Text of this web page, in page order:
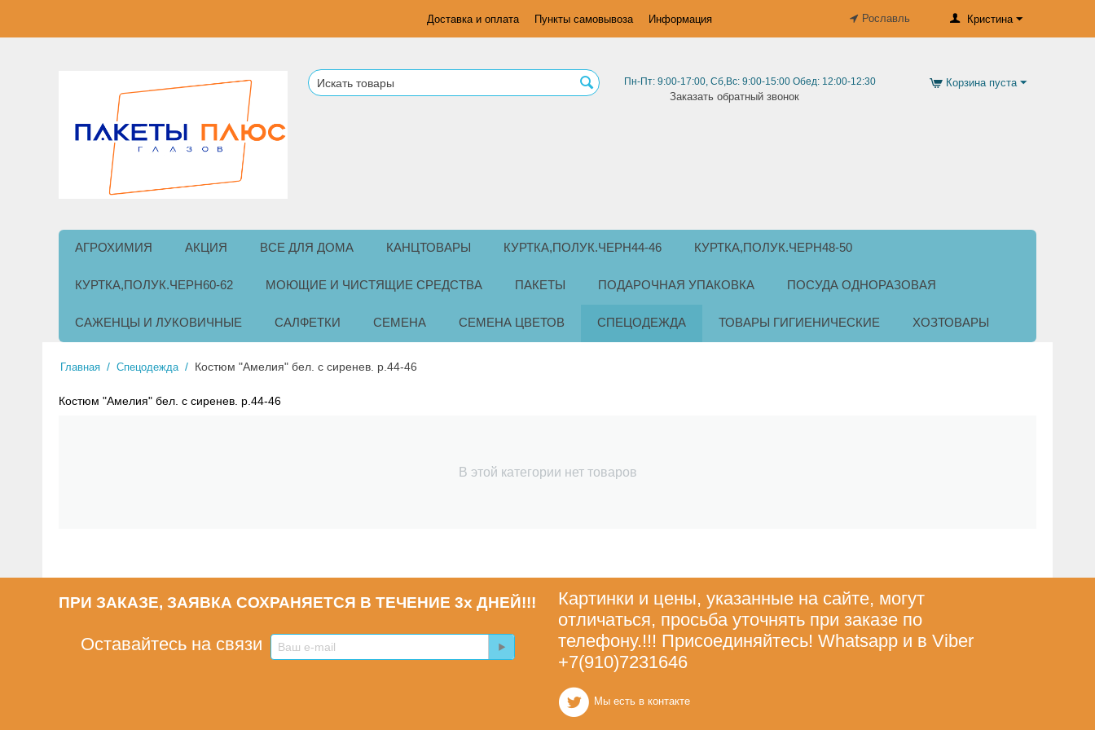
Доставка и оплата Пункты самовывоза Информация Рославль Кристина
Пн-Пт: 9:00-17:00, Сб,Вс: 9:00-15:00 Обед: 12:00-12:30
Заказать обратный звонок
Корзина пуста
АГРОХИМИЯ АКЦИЯ ВСЕ ДЛЯ ДОМА КАНЦТОВАРЫ КУРТКА,ПОЛУК.ЧЕРН44-46 КУРТКА,ПОЛУК.ЧЕРН48-50
КУРТКА,ПОЛУК.ЧЕРН60-62 МОЮЩИЕ И ЧИСТЯЩИЕ СРЕДСТВА ПАКЕТЫ ПОДАРОЧНАЯ УПАКОВКА ПОСУДА ОДНОРАЗОВАЯ
САЖЕНЦЫ И ЛУКОВИЧНЫЕ САЛФЕТКИ СЕМЕНА СЕМЕНА ЦВЕТОВ СПЕЦОДЕЖДА ТОВАРЫ ГИГИЕНИЧЕСКИЕ ХОЗТОВАРЫ
Главная / Спецодежда / Костюм "Амелия" бел. с сиренев. р.44-46
Костюм "Амелия" бел. с сиренев. р.44-46
В этой категории нет товаров
ПРИ ЗАКАЗЕ, ЗАЯВКА СОХРАНЯЕТСЯ В ТЕЧЕНИЕ 3х ДНЕЙ!!!
Оставайтесь на связи
Картинки и цены, указанные на сайте, могут
отличаться, просьба уточнять при заказе по
телефону.!!! Присоединяйтесь! Whatsapp и в Viber
+7(910)7231646
Мы есть в контакте